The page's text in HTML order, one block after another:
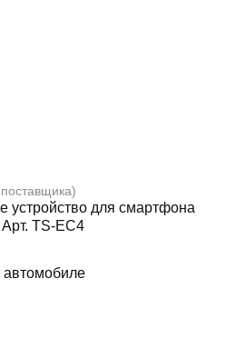
устройство для смартфона
TS-EC4
автомобиле